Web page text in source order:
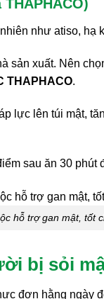
như atiso, hạ
sản xuất. Nên
THAPHACO.
lực lên túi mật,
sau ăn 30 phút
hỗ trợ gan mật, tốt
bị sỏi
đơn hằng ngày